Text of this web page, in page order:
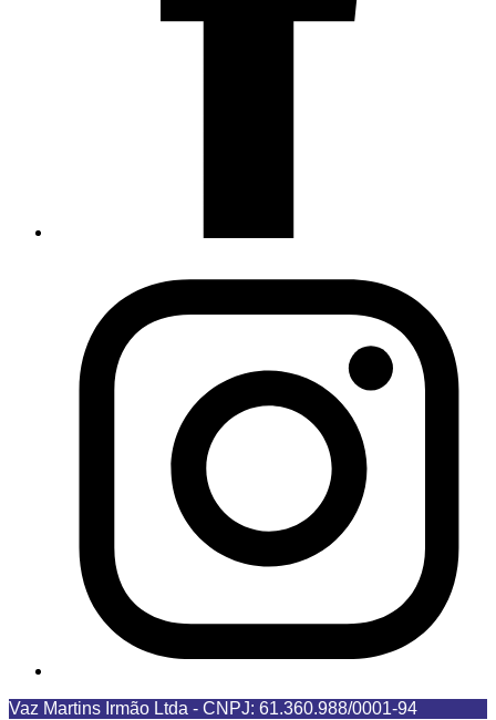
Vaz Martins Irmão Ltda - CNPJ: 61.360.988/0001-94